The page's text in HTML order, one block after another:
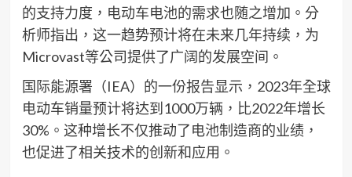
的支持力度，电动车电池的需求也随之增加。分
析师指出，这一趋势预计将在未来几年持续，为
Microvast等公司提供了广阔的发展空间。
国际能源署（IEA）的一份报告显示，2023年全球
电动车销量预计将达到1000万辆，比2022年增长
30%。这种增长不仅推动了电池制造商的业绩，
也促进了相关技术的创新和应用。